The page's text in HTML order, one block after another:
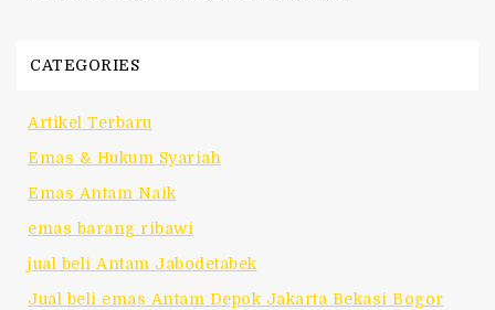
CATEGORIES
Artikel Terbaru
Emas & Hukum Syariah
Emas Antam Naik
emas barang ribawi
jual beli Antam Jabodetabek
Jual beli emas Antam Depok Jakarta Bekasi Bogor